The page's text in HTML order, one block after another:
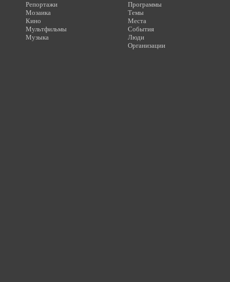
Репортажи
Мозаика
Кино
Мультфильмы
Музыка
Программы
Темы
Места
События
Люди
Организации